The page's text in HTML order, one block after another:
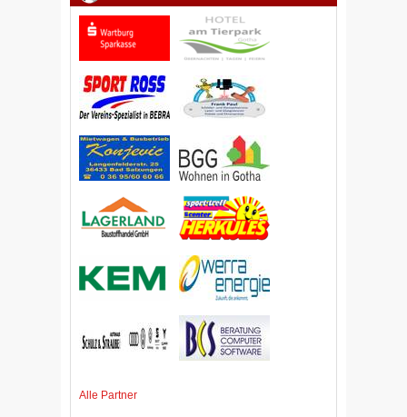
Alle Partner